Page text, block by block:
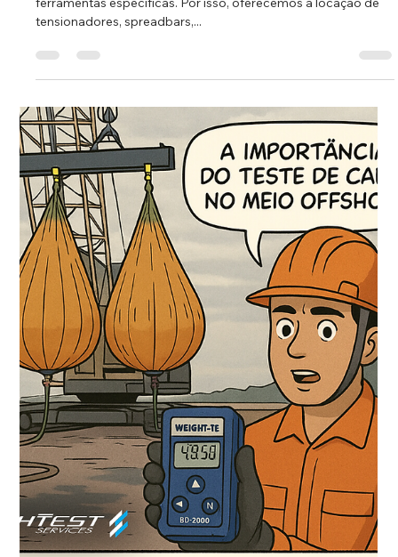
Cleber de Moraes
18 de jun. de 2025
1 min de leitura
Locação de Equipamentos: Soluções
Personalizadas para o Seu Projeto
Na Weight Test, entendemos que cada operação exige
ferramentas específicas. Por isso, oferecemos a locação de
tensionadores, spreadbars,...